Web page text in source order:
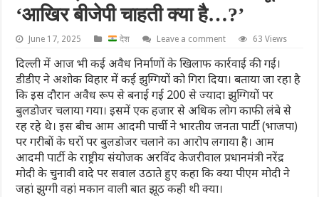
‘आखिर बीजेपी चाहती क्या है…?’
June 17, 2025 देश Leave a comment 63 Views
दिल्ली में आज भी कई अवैध निर्माणों के खिलाफ कार्रवाई की गई।
डीडीए ने अशोक विहार में कई झुग्गियों को गिरा दिया। बताया जा रहा है
कि इस दौरान अवैध रूप से बनाई गई 200 से ज्यादा झुग्गियों पर
बुलडोजर चलाया गया। इसमें एक हजार से अधिक लोग काफी लंबे से
रह रहे थे। इस बीच आम आदमी पार्ची ने भारतीय जनता पार्टी (भाजपा)
पर गरीबों के घरों पर बुलडोजर चलाने का आरोप लगाया है। आम
आदमी पार्टी के राष्ट्रीय संयोजक अरविंद केजरीवाल प्रधानमंत्री नरेंद्र
मोदी के चुनावी वादे पर सवाल उठाते हुए कहा कि क्या पीएम मोदी ने
जहां झुग्गी वहां मकान वाली बात झूठ कही थी क्या।